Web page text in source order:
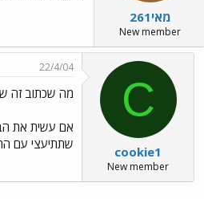
מאי261
New member
C
cookie1
New member
22/4/04
מה שכתוב זה
אם עשית את
שתתיעצי עם